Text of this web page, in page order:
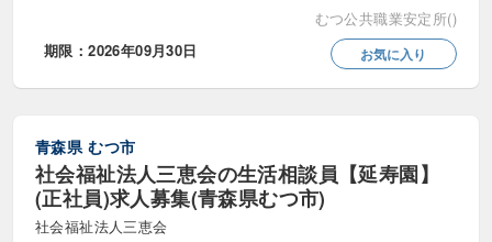
訪問マッサージ
施設・通所サービス
グループホーム（共同生活介護）
むつ公共職業安定所()
期限：2026年09月30日
お気に入り
青森県 むつ市
社会福祉法人三恵会の生活相談員【延寿園】
(正社員)求人募集(青森県むつ市)
社会福祉法人三恵会